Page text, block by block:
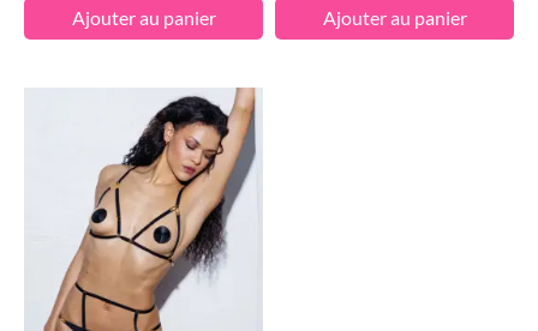
Ajouter au panier Ajouter au panier